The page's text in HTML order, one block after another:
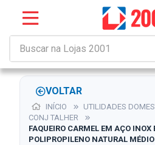
VOLTAR
INÍCIO
UTILIDADES
CONJ TALHER
FAQUEIRO CARMEL EM AÇO INOX
POLIPROPILENO NATURAL